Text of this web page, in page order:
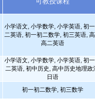
小学语文, 小学数学, 小学英语, 初
二英语, 初一初二数学, 初三英语,
高二英语
小学语文, 小学数学, 小学英语, 初
二英语, 初中历史, 高中历史地理政
日语
初一初二数学, 初三数学